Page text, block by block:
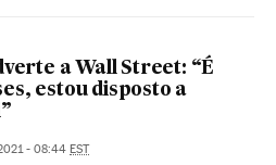
a Wall Street: “É
estou disposto a
- 08:44 EST